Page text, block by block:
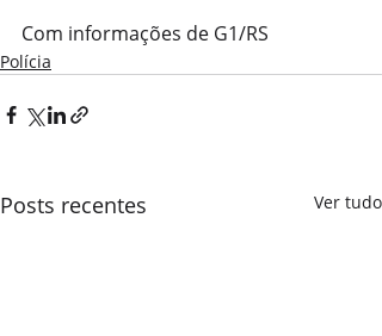
Com informações de G1/RS
Polícia
Posts recentes Ver tudo